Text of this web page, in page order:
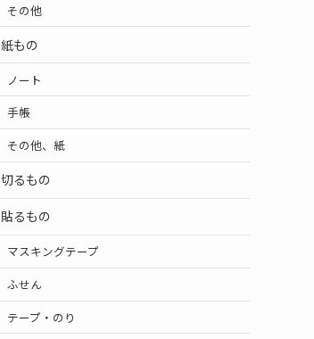
その他
紙もの
ノート
手帳
その他、紙
切るもの
貼るもの
マスキングテープ
ふせん
テープ・のり